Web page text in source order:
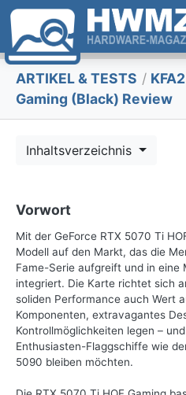
ARTIKEL & TESTS /
Gaming (Black) Review
Inhaltsverzeichnis
Vorwort
Mit der GeForce RTX 5070 Ti
Modell auf den Markt, das die
Fame-Serie aufgreift und in eine
integriert. Die Karte richtet sich
soliden Performance auch Wert
Komponenten, extravagantes
Kontrollmöglichkeiten legen –
Enthusiasten-Flaggschiffe wie
5090 bleiben möchten.